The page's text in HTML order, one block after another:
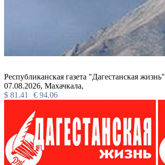
Республиканская газета "Дагестанская жизнь"
07.08.2026, Махачкала,
$ 81.41 € 94.06